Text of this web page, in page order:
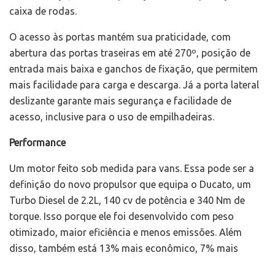
caixa de rodas.
O acesso às portas mantém sua praticidade, com
abertura das portas traseiras em até 270º, posição de
entrada mais baixa e ganchos de fixação, que permitem
mais facilidade para carga e descarga. Já a porta lateral
deslizante garante mais segurança e facilidade de
acesso, inclusive para o uso de empilhadeiras.
Performance
Um motor feito sob medida para vans. Essa pode ser a
definição do novo propulsor que equipa o Ducato, um
Turbo Diesel de 2.2L, 140 cv de potência e 340 Nm de
torque. Isso porque ele foi desenvolvido com peso
otimizado, maior eficiência e menos emissões. Além
disso, também está 13% mais econômico, 7% mais